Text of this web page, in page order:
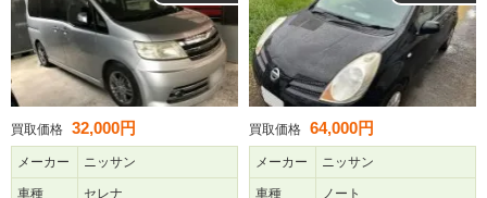
買取価格 32,000円
メーカー ニッサン
車種 セレナ
買取価格 64,000円
メーカー ニッサン
車種 ノート